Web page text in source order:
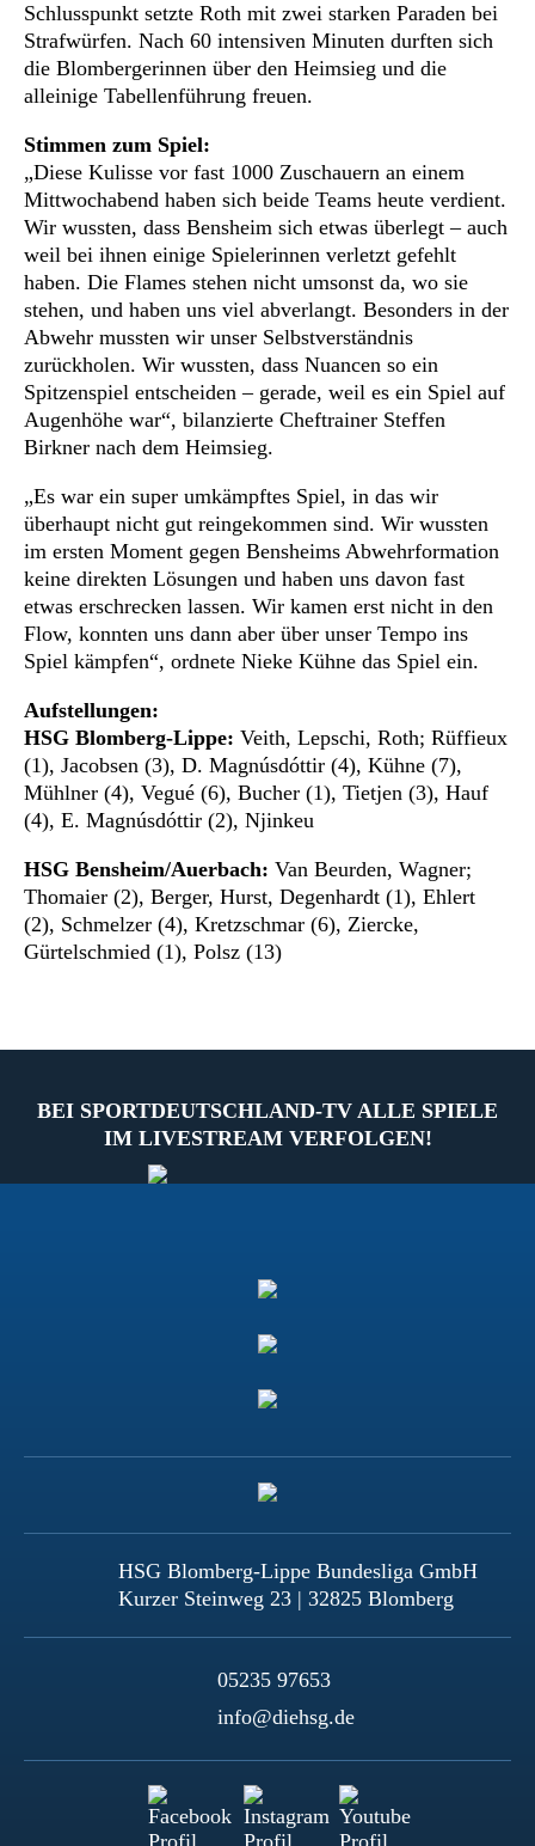
Schlusspunkt setzte Roth mit zwei starken Paraden bei
Strafwürfen. Nach 60 intensiven Minuten durften sich
die Blombergerinnen über den Heimsieg und die
alleinige Tabellenführung freuen.
Stimmen zum Spiel:
„Diese Kulisse vor fast 1000 Zuschauern an einem
Mittwochabend haben sich beide Teams heute verdient.
Wir wussten, dass Bensheim sich etwas überlegt – auch
weil bei ihnen einige Spielerinnen verletzt gefehlt
haben. Die Flames stehen nicht umsonst da, wo sie
stehen, und haben uns viel abverlangt. Besonders in der
Abwehr mussten wir unser Selbstverständnis
zurückholen. Wir wussten, dass Nuancen so ein
Spitzenspiel entscheiden – gerade, weil es ein Spiel auf
Augenhöhe war“, bilanzierte Cheftrainer Steffen
Birkner nach dem Heimsieg.
„Es war ein super umkämpftes Spiel, in das wir
überhaupt nicht gut reingekommen sind. Wir wussten
im ersten Moment gegen Bensheims Abwehrformation
keine direkten Lösungen und haben uns davon fast
etwas erschrecken lassen. Wir kamen erst nicht in den
Flow, konnten uns dann aber über unser Tempo ins
Spiel kämpfen“, ordnete Nieke Kühne das Spiel ein.
Aufstellungen:
HSG Blomberg-Lippe: Veith, Lepschi, Roth; Rüffieux
(1), Jacobsen (3), D. Magnúsdóttir (4), Kühne (7),
Mühlner (4), Vegué (6), Bucher (1), Tietjen (3), Hauf
(4), E. Magnúsdóttir (2), Njinkeu
HSG Bensheim/Auerbach: Van Beurden, Wagner;
Thomaier (2), Berger, Hurst, Degenhardt (1), Ehlert
(2), Schmelzer (4), Kretzschmar (6), Ziercke,
Gürtelschmied (1), Polsz (13)
BEI SPORTDEUTSCHLAND-TV ALLE SPIELE
IM LIVESTREAM VERFOLGEN!
HSG Blomberg-Lippe Bundesliga GmbH
Kurzer Steinweg 23 | 32825 Blomberg
05235 97653
info@diehsg.de